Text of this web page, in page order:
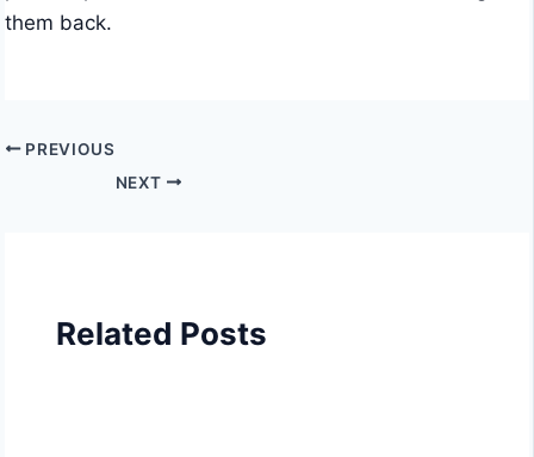
them back.
PREVIOUS
NEXT
Related Posts